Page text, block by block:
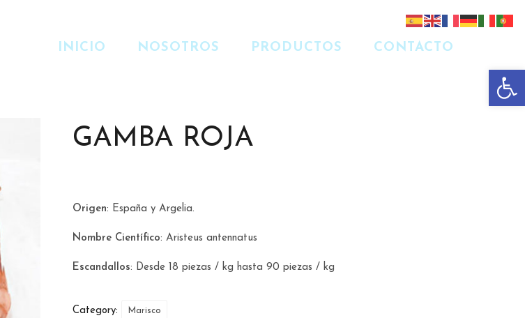
Abrir
INICIO NOSOTROS PRODUCTOS CONTACTO
GAMBA ROJA
Origen: España y Argelia.
Nombre Científico: Aristeus antennatus
Escandallos: Desde 18 piezas / kg hasta 90 piezas / kg
Category: Marisco